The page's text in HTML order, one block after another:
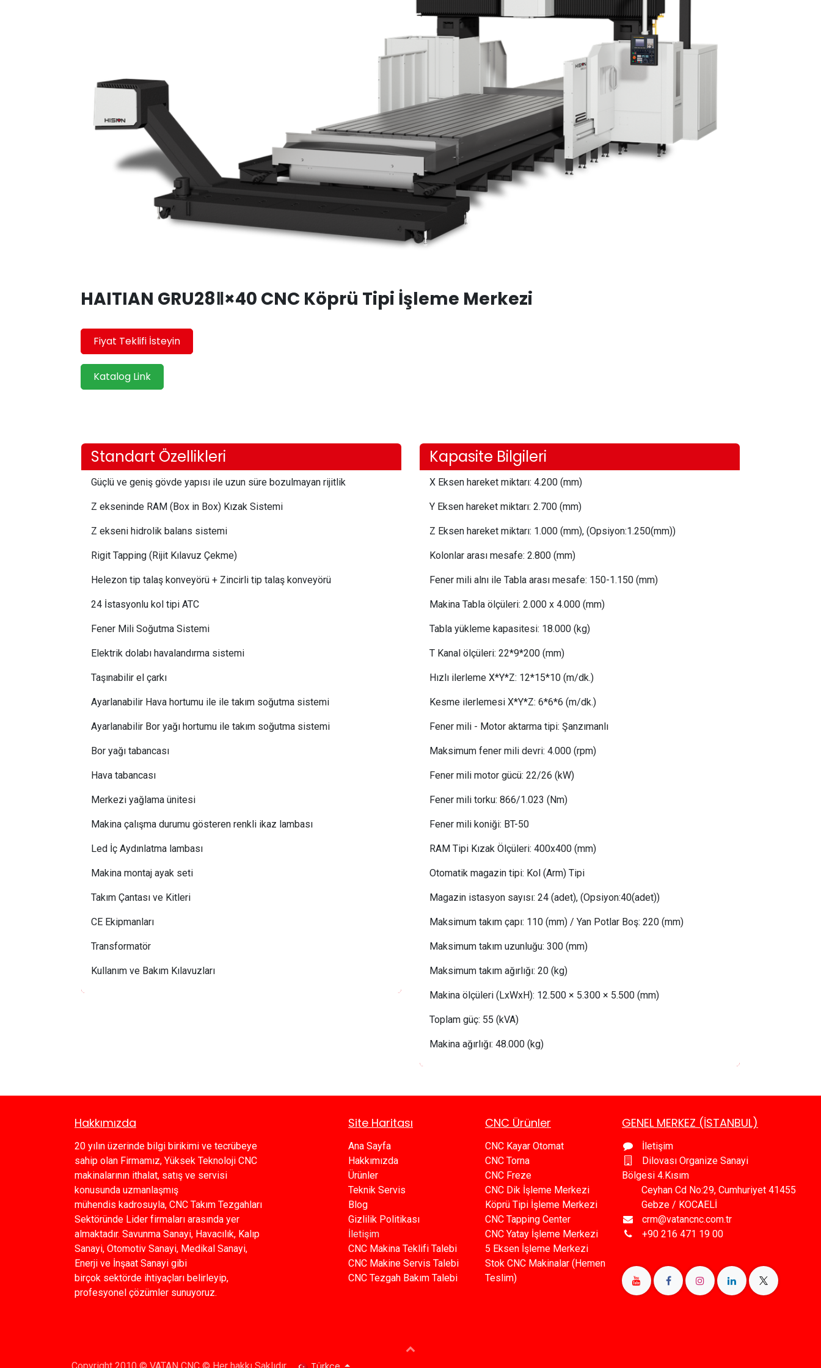
HAITIAN GRU28Ⅱ×40 CNC Köprü Tipi İşleme Merkezi
Fiyat Teklifi İsteyin
Katalog Link
Standart Özellikleri
Güçlü ve geniş gövde yapısı ile uzun süre bozulmayan rijitlik
Z ekseninde RAM (Box in Box) Kızak Sistemi
Z ekseni hidrolik balans sistemi
Rigit Tapping (Rijit Kılavuz Çekme)
Helezon tip talaş konveyörü + Zincirli tip talaş konveyörü
24 İstasyonlu kol tipi ATC
Fener Mili Soğutma Sistemi
Elektrik dolabı havalandırma sistemi
Taşınabilir el çarkı
Ayarlanabilir Hava hortumu ile ile takım soğutma sistemi
Ayarlanabilir Bor yağı hortumu ile takım soğutma sistemi
Bor yağı tabancası
Hava tabancası
Merkezi yağlama ünitesi
Makina çalışma durumu gösteren renkli ikaz lambası
Led İç Aydınlatma lambası
Makina montaj ayak seti
Takım Çantası ve Kitleri
CE Ekipmanları
Transformatör
Kullanım ve Bakım Kılavuzları
Kapasite Bilgileri
X Eksen hareket miktarı: 4.200 (mm)
Y Eksen hareket miktarı: 2.700 (mm)
Z Eksen hareket miktarı: 1.000 (mm), (Opsiyon:1.250(mm))
Kolonlar arası mesafe: 2.800 (mm)
Fener mili alnı ile Tabla arası mesafe: 150-1.150 (mm)
Makina Tabla ölçüleri: 2.000 x 4.000 (mm)
Tabla yükleme kapasitesi: 18.000 (kg)
T Kanal ölçüleri: 22*9*200 (mm)
Hızlı ilerleme X*Y*Z: 12*15*10 (m/dk.)
Kesme ilerlemesi X*Y*Z: 6*6*6 (m/dk.)
Fener mili - Motor aktarma tipi: Şanzımanlı
Maksimum fener mili devri: 4.000 (rpm)
Fener mili motor gücü: 22/26 (kW)
Fener mili torku: 866/1.023 (Nm)
Fener mili koniği: BT-50
RAM Tipi Kızak Ölçüleri: 400x400 (mm)
Otomatik magazin tipi: Kol (Arm) Tipi
Magazin istasyon sayısı: 24 (adet), (Opsiyon:40(adet))
Maksimum takım çapı: 110 (mm) / Yan Potlar Boş: 220 (mm)
Maksimum takım uzunluğu: 300 (mm)
Maksimum takım ağırlığı: 20 (kg)
Makina ölçüleri (LxWxH): 12.500 × 5.300 × 5.500 (mm)
Toplam güç: 55 (kVA)
Makina ağırlığı: 48.000 (kg)
GENEL MERKEZ (İSTANBUL)
İletişim
Dilovası Organize Sanayi
Bölgesi 4.Kısım
Ceyhan Cd No:29, Cumhuriyet 41455
Gebze / KOCAELİ
crm@vatancnc.com.tr
+90 216 471 19 00
Hakkımızda
20 yılın üzerinde bilgi birikimi ve tecrübeye
sahip olan Firmamız, Yüksek Teknoloji CNC
makinalarının ithalat, satış ve servisi
konusunda uzmanlaşmış
mühendis kadrosuyla, CNC Takım Tezgahları
Sektöründe Lider firmaları arasında yer
almaktadır. Savunma Sanayi, Havacılık, Kalıp
Sanayi, Otomotiv Sanayi, Medikal Sanayi,
Enerji ve İnşaat Sanayi gibi
birçok sektörde ihtiyaçları belirleyip,
profesyonel çözümler sunuyoruz.
CNC Ürünler
CNC Kayar Otomat
CNC Torna
CNC Freze
CNC Dik İşleme Merkezi
Köprü Tipi İşleme Merkezi
C​​NC Tapping Center
CNC Yatay İşleme Merkezi
5 Eksen İşleme Merkezi
Stok CNC Makinalar (Hemen
Teslim)
Site Haritası
Ana Sayfa​​
Hakkımızda
Ürünler​
Teknik Servis
Blog​​
Gizlilik Politikası​​
İletişim
CNC Makina Teklifi Talebi
CNC Makine Servis Talebi
CNC Tezgah Bakım Talebi